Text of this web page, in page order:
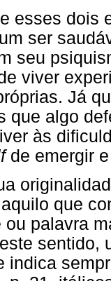
esses dois
ser
seu
viver
Já
que algo
às
de emergir
que
ou palavra
sentido,
indica